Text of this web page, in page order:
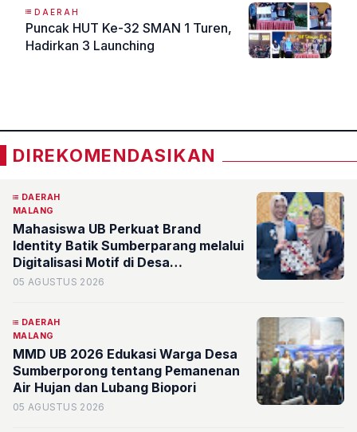
DAERAH
Puncak HUT Ke-32 SMAN 1 Turen,
Hadirkan 3 Launching
DIREKOMENDASIKAN
DAERAH
MALANG
Mahasiswa UB Perkuat Brand
Identity Batik Sumberparang melalui
Digitalisasi Motif di Desa
Sumberporong
05 AGUSTUS 2026
DAERAH
MALANG
MMD UB 2026 Edukasi Warga Desa
Sumberporong tentang Pemanenan
Air Hujan dan Lubang Biopori
05 AGUSTUS 2026